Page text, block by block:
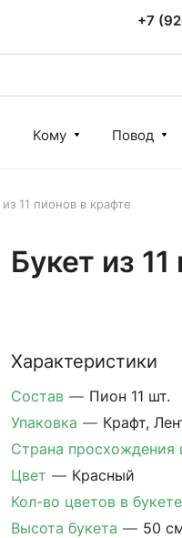
+7
Кому Повод
11 пионов в крафте
Букет из
Характеристики
Состав — Пион 11 шт.
Упаковка — Крафт,
Страна просхождения
Цвет — Красный
Кол-во цветов в букете
Высота букета — 50